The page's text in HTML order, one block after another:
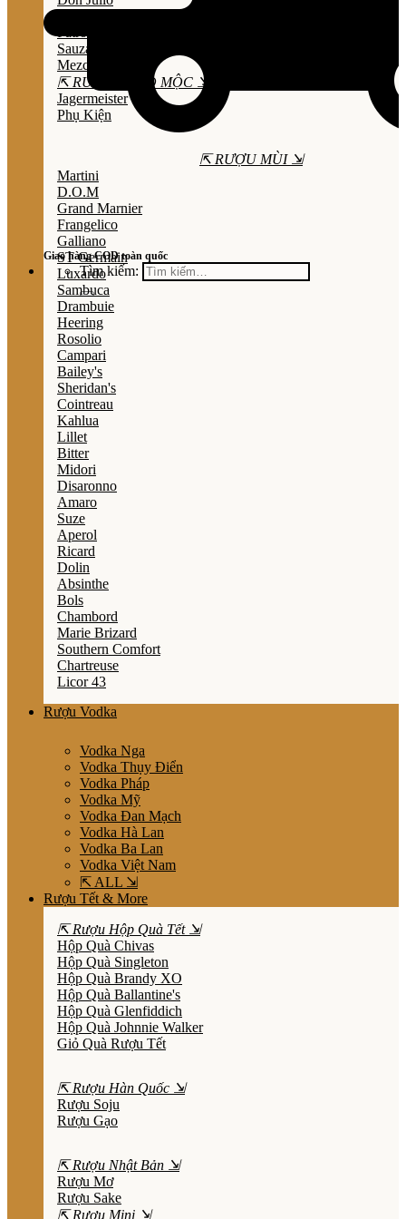
Giao hàng COD toàn quốc
Tìm kiếm:
Sauza
Mezcal
⇱ RƯỢU THẢO MỘC ⇲
Jagermeister
Phụ Kiện
⇱ RƯỢU MÙI ⇲
Martini
D.O.M
Grand Marnier
Frangelico
Galliano
ST Germain
Luxardo
Sambuca
Drambuie
Heering
Rosolio
Campari
Bailey's
Sheridan's
Cointreau
Kahlua
Lillet
Bitter
Midori
Disaronno
Amaro
Suze
Aperol
Ricard
Dolin
Absinthe
Bols
Chambord
Marie Brizard
Southern Comfort
Chartreuse
Licor 43
Rượu Vodka
Vodka Nga
Vodka Thụy Điển
Vodka Pháp
Vodka Mỹ
Vodka Đan Mạch
Vodka Hà Lan
Vodka Ba Lan
Vodka Việt Nam
⇱ ALL ⇲
Rượu Tết & More
⇱ Rượu Hộp Quà Tết ⇲
Hộp Quà Chivas
Hộp Quà Singleton
Hộp Quà Brandy XO
Hộp Quà Ballantine's
Hộp Quà Glenfiddich
Hộp Quà Johnnie Walker
Giỏ Quà Rượu Tết
⇱ Rượu Hàn Quốc ⇲
Rượu Soju
Rượu Gạo
⇱ Rượu Nhật Bản ⇲
Rượu Mơ
Rượu Sake
⇱ Rượu Mini ⇲